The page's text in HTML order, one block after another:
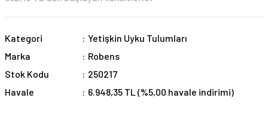
Kategori
Yetişkin Uyku Tulumları
Marka
Robens
Stok Kodu
250217
Havale
6.948,35 TL (%5,00 havale indirimi)